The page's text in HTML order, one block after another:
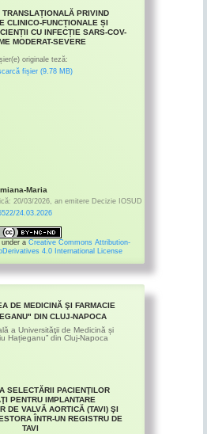
TRANSLAȚIONALĂ PRIVIND
CLINICO-FUNCȚIONALE ȘI
CU INFECȚIE SARS-COV-
MODERAT-SEVERE
originale teză:
fișier (9.78 MB)
Maria
20/03/2026 an emitere Decizie IOSUD
24.03.2026
a Creative Commons Attribution-
4.0 International License
DE MEDICINĂ ŞI FARMACIE
DIN CLUJ-NAPOCA
a Universităţii de Medicină și
Hațieganu” din Cluj-Napoca
SELECTĂRII PACIENŢILOR
PENTRU IMPLANTARE
DE VALVĂ AORTICĂ (TAVI) ŞI
ÎNTR-UN REGISTRU DE
TAVI